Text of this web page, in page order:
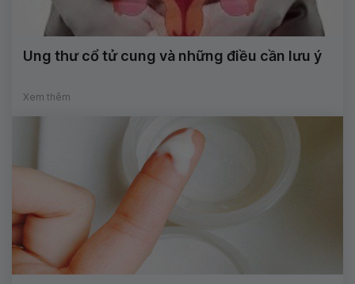
Ung thư cổ tử cung và những điều cần lưu ý
Xem thêm